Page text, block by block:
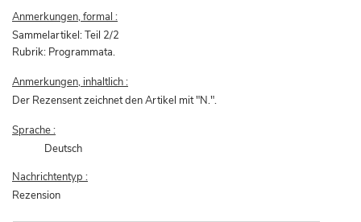
Anmerkungen, formal :
Sammelartikel: Teil 2/2
Rubrik: Programmata.
Anmerkungen, inhaltlich :
Der Rezensent zeichnet den Artikel mit "N.".
Sprache :
Deutsch
Nachrichtentyp :
Rezension